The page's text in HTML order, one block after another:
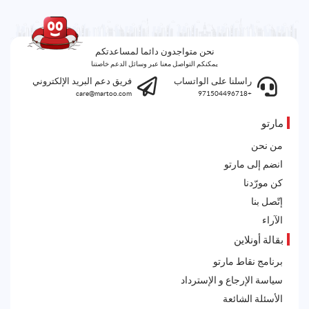
نحن متواجدون دائما لمساعدتكم
يمكنكم التواصل معنا عبر وسائل الدعم خاصتنا
راسلنا على الواتساب
+971504496718
فريق دعم البريد الإلكتروني
care@martoo.com
مارتو
من نحن
انضم إلى مارتو
كن مورّدنا
إتّصل بنا
الآراء
بقالة أونلاين
برنامج نقاط مارتو
سياسة الإرجاع و الإسترداد
الأسئلة الشائعة